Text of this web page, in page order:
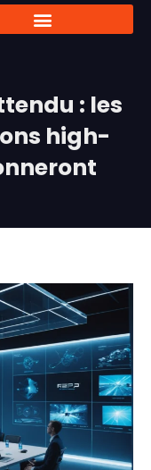
: les
high-